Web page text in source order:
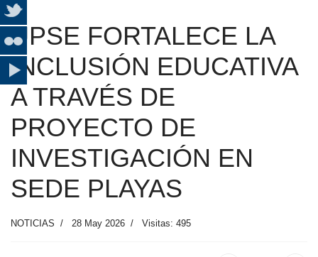
UPSE FORTALECE LA
INCLUSIÓN EDUCATIVA
A TRAVÉS DE
PROYECTO DE
INVESTIGACIÓN EN
SEDE PLAYAS
NOTICIAS 28 May 2026 Visitas: 495